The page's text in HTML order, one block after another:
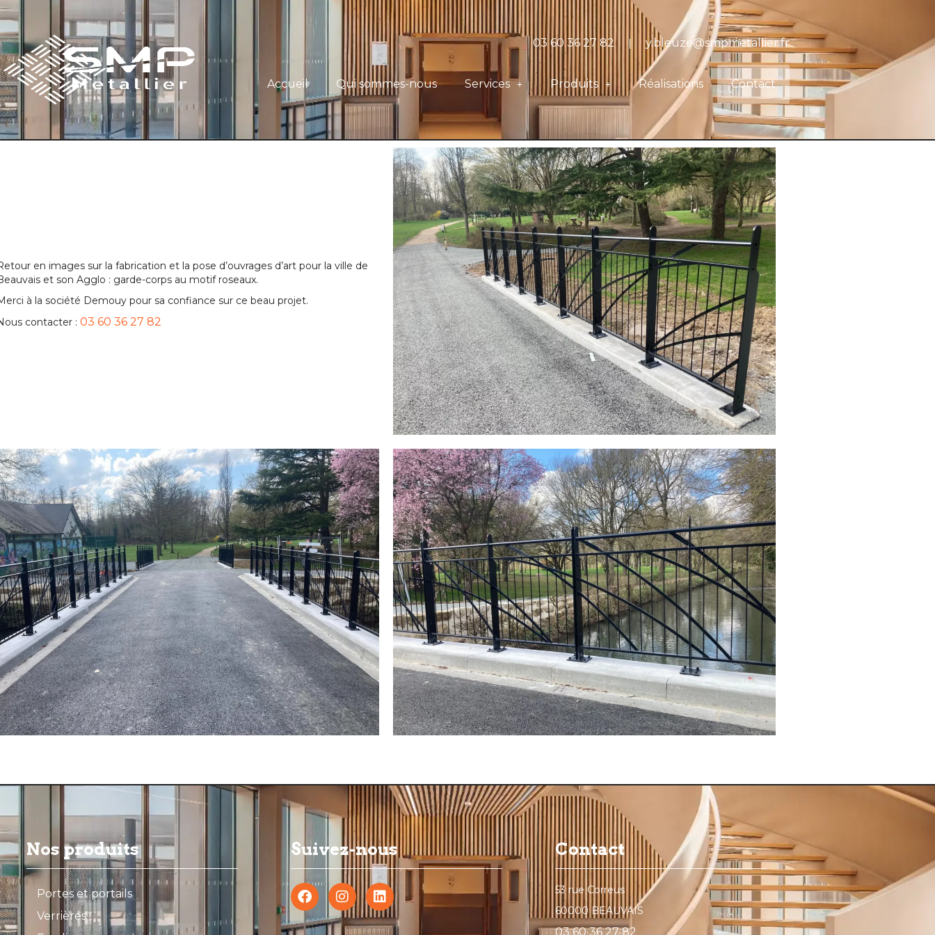
03 60 36 27 82| y.bleuze@smpmetallier.fr
Accueil Qui sommes-nous Services Produits Réalisations Contact
en images sur la fabrication et la pose d’ouvrages d’art pour la ville de
et son Agglo : garde-corps au motif roseaux.
à la société Demouy pour sa confiance sur ce beau projet.
contacter : 03 60 36 27 82
Nos produits
Portes et portails
Verrières
Suivez-nous Contact
53 rue Correus
60000 BEAUVAIS
03 60 36 27 82